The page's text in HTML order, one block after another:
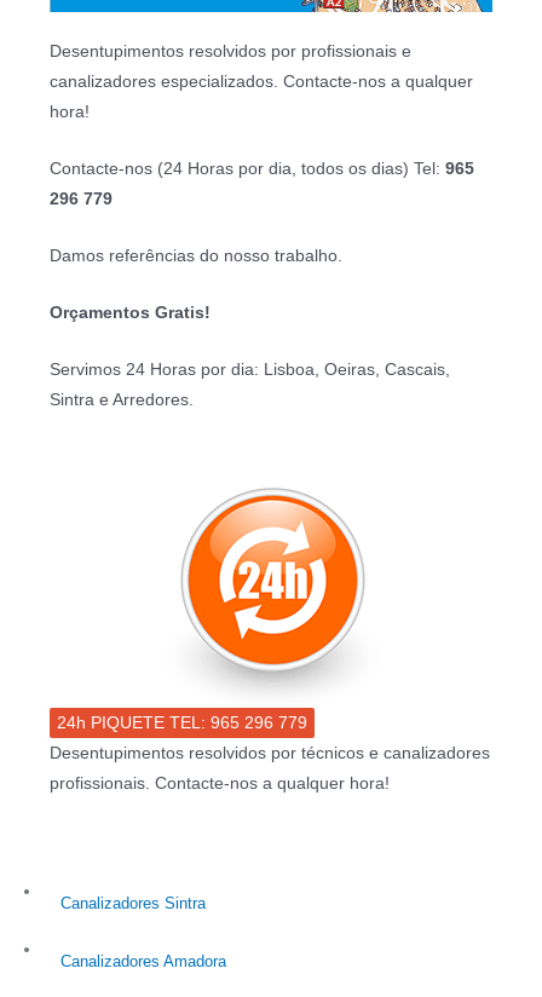
Desentupimentos resolvidos por profissionais e
canalizadores especializados. Contacte-nos a qualquer
hora!
Contacte-nos (24 Horas por dia, todos os dias) Tel: 965
296 779
Damos referências do nosso trabalho.
Orçamentos Gratis!
Servimos 24 Horas por dia: Lisboa, Oeiras, Cascais,
Sintra e Arredores.
24h PIQUETE TEL: 965 296 779
Desentupimentos resolvidos por técnicos e canalizadores
profissionais. Contacte-nos a qualquer hora!
Canalizadores Sintra
Canalizadores Amadora